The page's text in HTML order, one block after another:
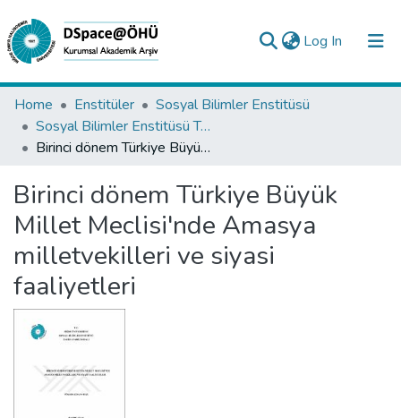
Log In (current)
Collections
All of DSpace
Analyze
Request/Question
Home Enstitüler
Sosyal Bilimler Enstitüsü
Sosyal Bilimler Enstitüsü Tez Koleksiyonu
Birinci dönem Türkiye Büyük Millet Meclisi'nde Amasya milletvekilleri ve siyasi faaliyetleri
Birinci dönem Türkiye Büyük
Millet Meclisi'nde Amasya
milletvekilleri ve siyasi
faaliyetleri